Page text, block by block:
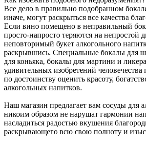
Все дело в правильно подобранном
иначе, могут раскрыться все качества
Если вино помещено в неправильный
просто-напросто теряются на непростой
неповторимый букет алкогольного
раскрывшись. Специальные бокалы для
для коньяка, бокалы для мартини и
удивительных изобретений
по достоинству оценить красоту,
алкогольных напитков.
Наш магазин предлагает вам сосуды для
никоим образом не нарушат гармонии
насладиться радостью вкушения
раскрывающего всю свою полноту и